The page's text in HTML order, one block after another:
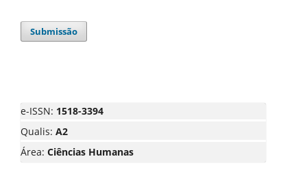
Submissão
e-ISSN: 1518-3394
Qualis: A2
Área: Ciências Humanas